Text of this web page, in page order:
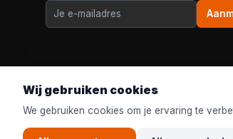
Wij gebruiken cookies
We gebruiken cookies om je ervaring te